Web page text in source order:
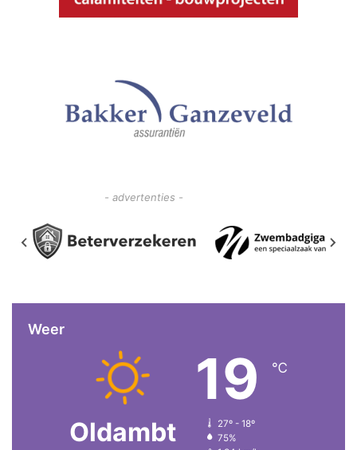
- advertenties -
Weer
Oldambt
19 ℃
27º - 18º
75%